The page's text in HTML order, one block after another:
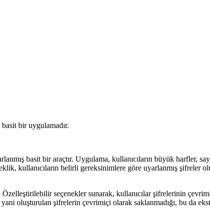
bir uygulamadır.
basit bir araçtır. Uygulama, kullanıcıların büyük harfler,
kullanıcıların belirli gereksinimlere göre uyarlanmış şifreler
seçenekler sunarak, kullanıcılar şifrelerinin
oluşturulan şifrelerin çevrimiçi olarak saklanmadığı, bu da